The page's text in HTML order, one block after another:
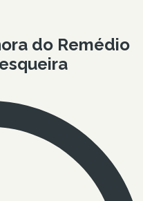
do Remédio